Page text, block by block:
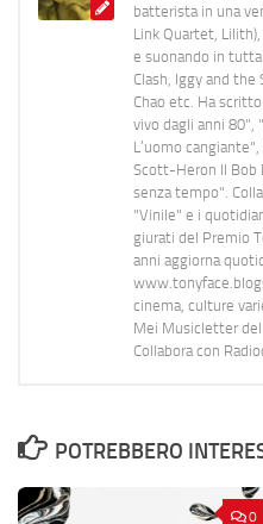
batterista in una
Link Quartet,
e suonando in tutta
Clash, Iggy and the
Chao etc. Ha
vivo dagli anni 80",
L’uomo
Scott-Heron Il Bob
senza tempo".
"Vinile" e i
giurati del Premio
anni aggiorna
cinema, culture
Mei Musicletter
Collabora con
POTREBBERO
0